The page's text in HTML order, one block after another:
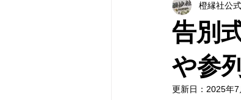
地域の葬儀の特徴 葬
告別
や参
橙縁社公式
更新日： 2025年7